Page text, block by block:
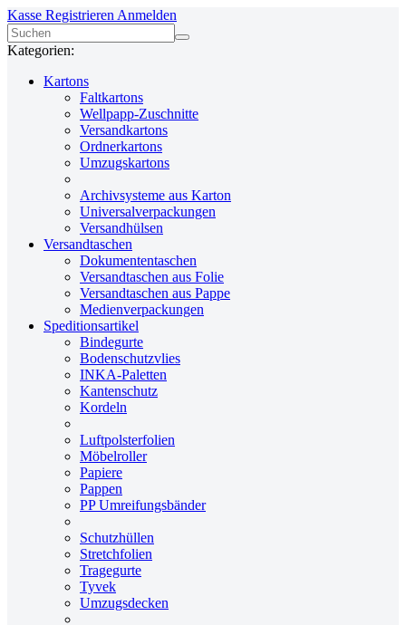
Kasse Registrieren Anmelden
Kategorien:
Kartons
Faltkartons
Wellpapp-Zuschnitte
Versandkartons
Ordnerkartons
Umzugskartons
Archivsysteme aus Karton
Universalverpackungen
Versandhülsen
Versandtaschen
Dokumententaschen
Versandtaschen aus Folie
Versandtaschen aus Pappe
Medienverpackungen
Speditionsartikel
Bindegurte
Bodenschutzvlies
INKA-Paletten
Kantenschutz
Kordeln
Luftpolsterfolien
Möbelroller
Papiere
Pappen
PP Umreifungsbänder
Schutzhüllen
Stretchfolien
Tragegurte
Tyvek
Umzugsdecken